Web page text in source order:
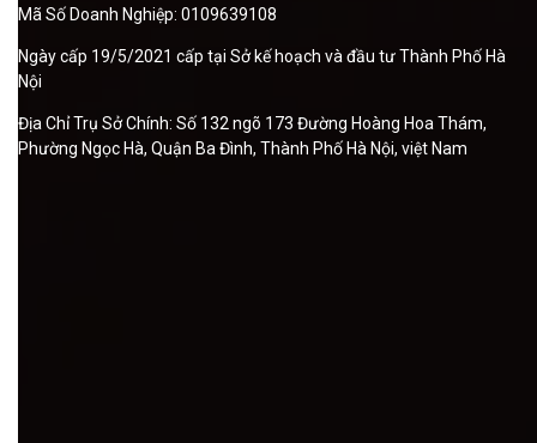
Mã Số Doanh Nghiệp: 0109639108
Ngày cấp 19/5/2021 cấp tại Sở kế hoạch và đầu tư Thành Phố Hà
Nội
Địa Chỉ Trụ Sở Chính: Số 132 ngõ 173 Đường Hoàng Hoa Thám,
Phường Ngọc Hà, Quận Ba Đình, Thành Phố Hà Nội, việt Nam